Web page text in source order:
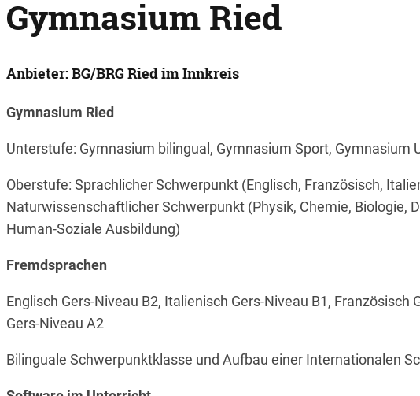
Gymnasium Ried
Anbieter: BG/BRG Ried im Innkreis
Gymnasium Ried
Unterstufe: Gymnasium bilingual, Gymnasium Sport, Gymnasium
Oberstufe: Sprachlicher Schwerpunkt (Englisch, Französisch,
Naturwissenschaftlicher Schwerpunkt (Physik, Chemie, Biologie,
Human-Soziale Ausbildung)
Fremdsprachen
Englisch Gers-Niveau B2, Italienisch Gers-Niveau B1, Französisch
Gers-Niveau A2
Bilinguale Schwerpunktklasse und Aufbau einer Internationalen